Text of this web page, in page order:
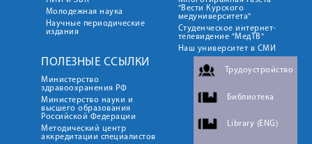
Молодежная наука
Научные периодические
издания
"Вести Курского
медуниверситета"
Студенческое интернет-
телевидение "МедТВ"
Наш университет в СМИ
ПОЛЕЗНЫЕ ССЫЛКИ
Министерство
здравоохранения РФ
Министерство науки и
высшего образования
Российской Федерации
Методический центр
аккредитации специалистов
Трудоустройство
Библиотека
Library (ENG)